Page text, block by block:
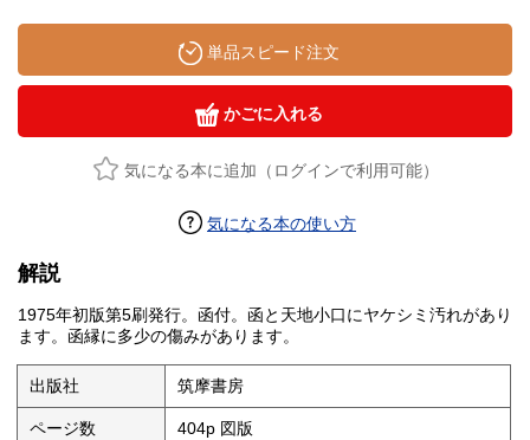
単品スピード注文
かごに入れる
気になる本に追加（ログインで利用可能）
気になる本の使い方
解説
1975年初版第5刷発行。函付。函と天地小口にヤケシミ汚れがあり
ます。函縁に多少の傷みがあります。
出版社 筑摩書房
ページ数 404p 図版